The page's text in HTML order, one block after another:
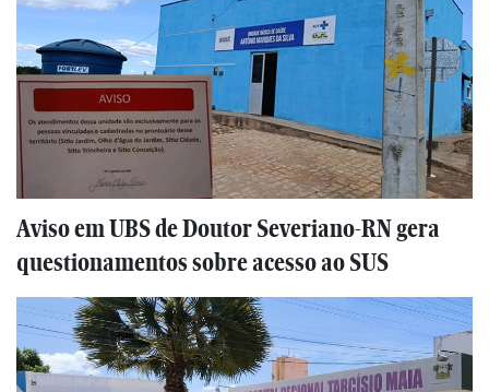
Aviso em UBS de Doutor Severiano-RN gera
questionamentos sobre acesso ao SUS